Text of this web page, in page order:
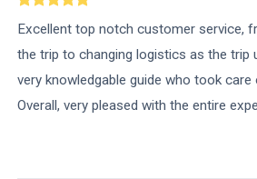
Excellent top notch customer service,
the trip to changing logistics as the trip
very knowledgable guide who took care
Overall, very pleased with the entire